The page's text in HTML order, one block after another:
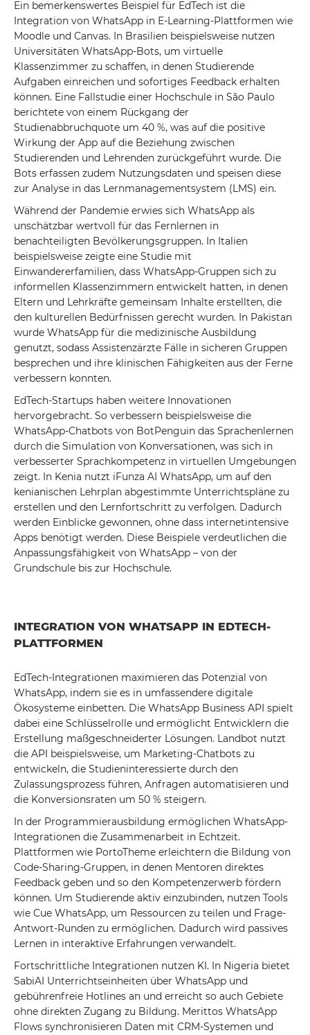
Ein bemerkenswertes Beispiel für EdTech ist die
Integration von WhatsApp in E-Learning-Plattformen wie
Moodle und Canvas. In Brasilien beispielsweise nutzen
Universitäten WhatsApp-Bots, um virtuelle
Klassenzimmer zu schaffen, in denen Studierende
Aufgaben einreichen und sofortiges Feedback erhalten
können. Eine Fallstudie einer Hochschule in São Paulo
berichtete von einem Rückgang der
Studienabbruchquote um 40 %, was auf die positive
Wirkung der App auf die Beziehung zwischen
Studierenden und Lehrenden zurückgeführt wurde. Die
Bots erfassen zudem Nutzungsdaten und speisen diese
zur Analyse in das Lernmanagementsystem (LMS) ein.
Während der Pandemie erwies sich WhatsApp als
unschätzbar wertvoll für das Fernlernen in
benachteiligten Bevölkerungsgruppen. In Italien
beispielsweise zeigte eine Studie mit
Einwandererfamilien, dass WhatsApp-Gruppen sich zu
informellen Klassenzimmern entwickelt hatten, in denen
Eltern und Lehrkräfte gemeinsam Inhalte erstellten, die
den kulturellen Bedürfnissen gerecht wurden. In Pakistan
wurde WhatsApp für die medizinische Ausbildung
genutzt, sodass Assistenzärzte Fälle in sicheren Gruppen
besprechen und ihre klinischen Fähigkeiten aus der Ferne
verbessern konnten.
EdTech-Startups haben weitere Innovationen
hervorgebracht. So verbessern beispielsweise die
WhatsApp-Chatbots von BotPenguin das Sprachenlernen
durch die Simulation von Konversationen, was sich in
verbesserter Sprachkompetenz in virtuellen Umgebungen
zeigt. In Kenia nutzt iFunza AI WhatsApp, um auf den
kenianischen Lehrplan abgestimmte Unterrichtspläne zu
erstellen und den Lernfortschritt zu verfolgen. Dadurch
werden Einblicke gewonnen, ohne dass internetintensive
Apps benötigt werden. Diese Beispiele verdeutlichen die
Anpassungsfähigkeit von WhatsApp – von der
Grundschule bis zur Hochschule.
INTEGRATION VON WHATSAPP IN EDTECH-
PLATTFORMEN
EdTech-Integrationen maximieren das Potenzial von
WhatsApp, indem sie es in umfassendere digitale
Ökosysteme einbetten. Die WhatsApp Business API spielt
dabei eine Schlüsselrolle und ermöglicht Entwicklern die
Erstellung maßgeschneiderter Lösungen. Landbot nutzt
die API beispielsweise, um Marketing-Chatbots zu
entwickeln, die Studieninteressierte durch den
Zulassungsprozess führen, Anfragen automatisieren und
die Konversionsraten um 50 % steigern.
In der Programmierausbildung ermöglichen WhatsApp-
Integrationen die Zusammenarbeit in Echtzeit.
Plattformen wie PortoTheme erleichtern die Bildung von
Code-Sharing-Gruppen, in denen Mentoren direktes
Feedback geben und so den Kompetenzerwerb fördern
können. Um Studierende aktiv einzubinden, nutzen Tools
wie Cue WhatsApp, um Ressourcen zu teilen und Frage-
Antwort-Runden zu ermöglichen. Dadurch wird passives
Lernen in interaktive Erfahrungen verwandelt.
Fortschrittliche Integrationen nutzen KI. In Nigeria bietet
SabiAI Unterrichtseinheiten über WhatsApp und
gebührenfreie Hotlines an und erreicht so auch Gebiete
ohne direkten Zugang zu Bildung. Merittos WhatsApp
Flows synchronisieren Daten mit CRM-Systemen und